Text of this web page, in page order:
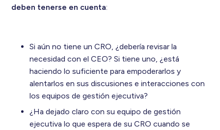
deben tenerse en cuenta:
Si aún no tiene un CRO, ¿debería revisar la
necesidad con el CEO? Si tiene uno, ¿está
haciendo lo suficiente para empoderarlos y
alentarlos en sus discusiones e interacciones con
los equipos de gestión ejecutiva?
¿Ha dejado claro con su equipo de gestión
ejecutiva lo que espera de su CRO cuando se